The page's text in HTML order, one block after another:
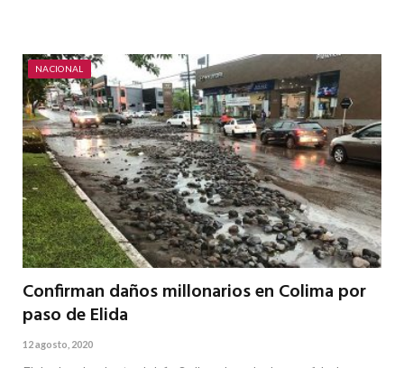
NACIONAL
Confirman daños millonarios en Colima por
paso de Elida
12 agosto, 2020